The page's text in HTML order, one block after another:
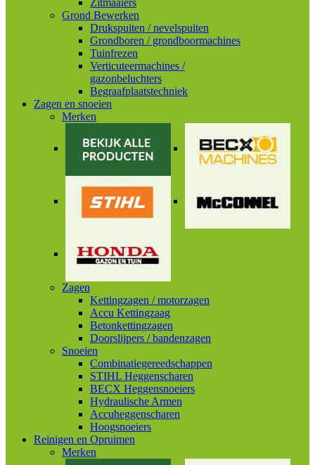
Zitmaaiers
Grond Bewerken
Drukspuiten / nevelspuiten
Grondboren / grondboormachines
Tuinfrezen
Verticuteermachines /
gazonbeluchters
Begraafplaatstechniek
Zagen en snoeien
Merken
Zagen
Kettingzagen / motorzagen
Accu Kettingzaag
Betonkettingzagen
Doorslijpers / bandenzagen
Snoeien
Combinatiegereedschappen
STIHL Heggenscharen
BECX Heggensnoeiers
Hydraulische Armen
Accuheggenscharen
Hoogsnoeiers
Reinigen en Opruimen
Merken